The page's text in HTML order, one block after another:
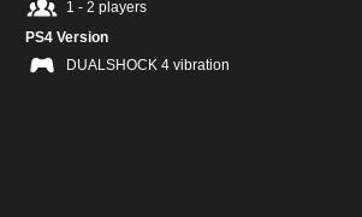
1 - 2 players
PS4 Version
DUALSHOCK 4 vibration